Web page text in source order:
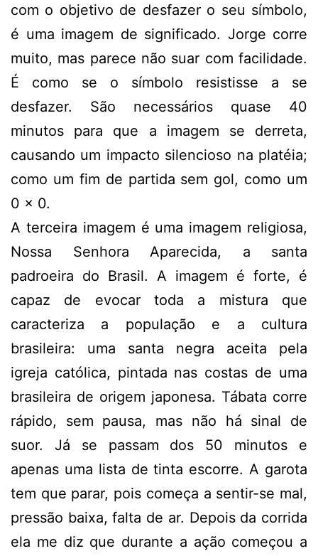
com o objetivo de desfazer o seu símbolo,
é uma imagem de significado. Jorge corre
muito, mas parece não suar com facilidade.
É como se o símbolo resistisse a se
desfazer. São necessários quase 40
minutos para que a imagem se derreta,
causando um impacto silencioso na platéia;
como um fim de partida sem gol, como um
0 x 0.
A terceira imagem é uma imagem religiosa,
Nossa Senhora Aparecida, a santa
padroeira do Brasil. A imagem é forte, é
capaz de evocar toda a mistura que
caracteriza a população e a cultura
brasileira: uma santa negra aceita pela
igreja católica, pintada nas costas de uma
brasileira de origem japonesa. Tábata corre
rápido, sem pausa, mas não há sinal de
suor. Já se passam dos 50 minutos e
apenas uma lista de tinta escorre. A garota
tem que parar, pois começa a sentir-se mal,
pressão baixa, falta de ar. Depois da corrida
ela me diz que durante a ação começou a